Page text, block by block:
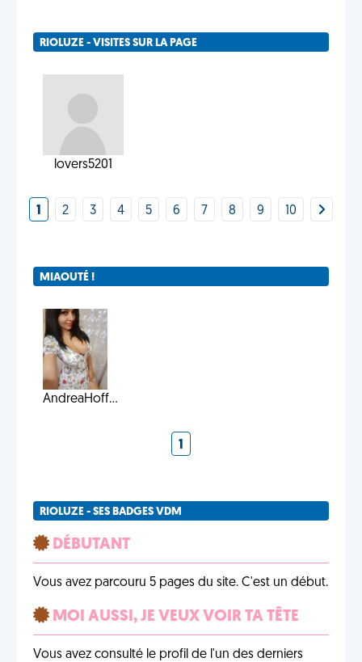
RIOLUZE - VISITES SUR LA PAGE
lovers5201
1 2 3 4 5 6 7 8 9 10
MIAOUTÉ !
AndreaHoff...
1
RIOLUZE - SES BADGES VDM
DÉBUTANT
Vous avez parcouru 5 pages du site. C'est un début.
MOI AUSSI, JE VEUX VOIR TA TÊTE
Vous avez consulté le profil de l'un des derniers